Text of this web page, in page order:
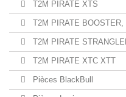
T2M PIRATE XTS
T2M PIRATE
T2M PIRATE
T2M PIRATE XTC XTT
Pièces BlackBull